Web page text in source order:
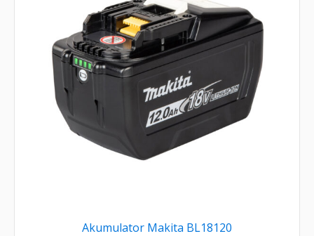
Akumulator Makita BL18120